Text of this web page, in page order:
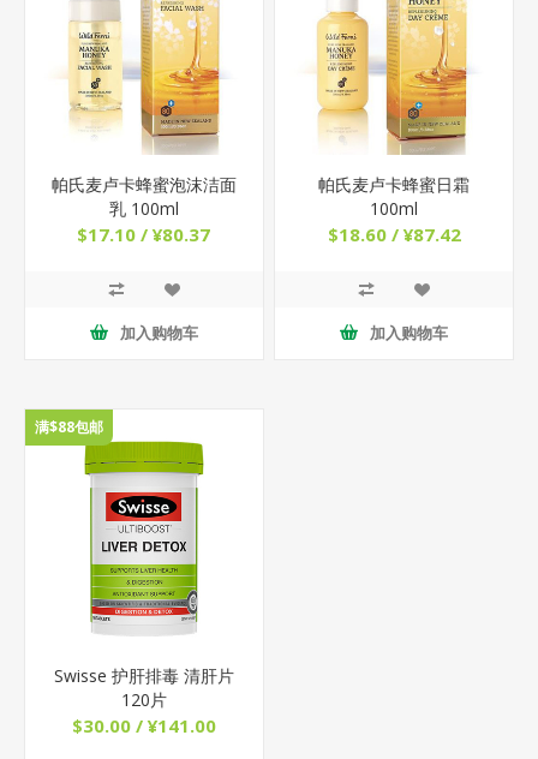
帕氏麦卢卡蜂蜜泡沫洁面
乳 100ml
$17.10 / ¥80.37
加入购物车
帕氏麦卢卡蜂蜜日霜
100ml
$18.60 / ¥87.42
加入购物车
满$88包邮
Swisse 护肝排毒 清肝片
120片
$30.00 / ¥141.00